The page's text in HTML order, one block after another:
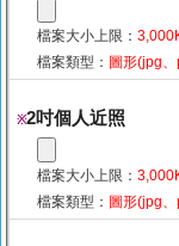
檔案大小上限：
檔案類型： 圖形(jpg
※2吋個人近照
檔案大小上限：
檔案類型： 圖形(jpg